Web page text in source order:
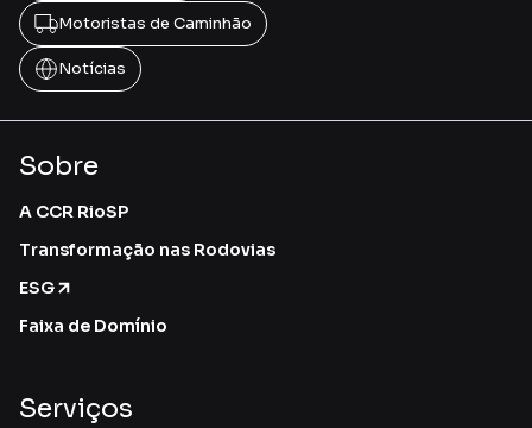
Motoristas de Caminhão
Notícias
Sobre
A CCR RioSP
Transformação nas Rodovias
ESG
Faixa de Domínio
Serviços